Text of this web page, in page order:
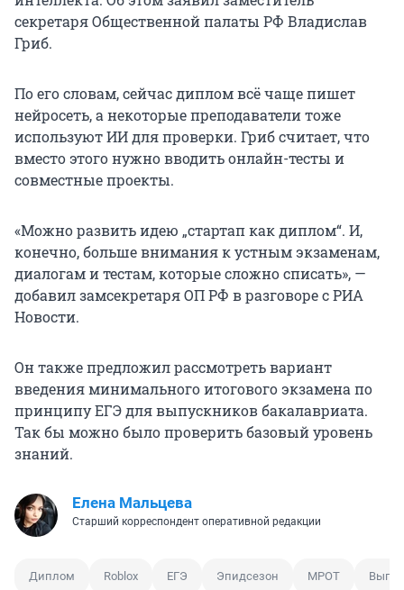
секретаря Общественной палаты РФ Владислав
Гриб.
По его словам, сейчас диплом всё чаще пишет
нейросеть, а некоторые преподаватели тоже
используют ИИ для проверки. Гриб считает, что
вместо этого нужно вводить онлайн-тесты и
совместные проекты.
«Можно развить идею „стартап как диплом“. И,
конечно, больше внимания к устным экзаменам,
диалогам и тестам, которые сложно списать», —
добавил замсекретаря ОП РФ в разговоре с РИА
Новости.
Он также предложил рассмотреть вариант
введения минимального итогового экзамена по
принципу ЕГЭ для выпускников бакалавриата.
Так бы можно было проверить базовый уровень
знаний.
Елена Мальцева
Старший корреспондент оперативной редакции
Диплом Roblox ЕГЭ Эпидсезон МРОТ